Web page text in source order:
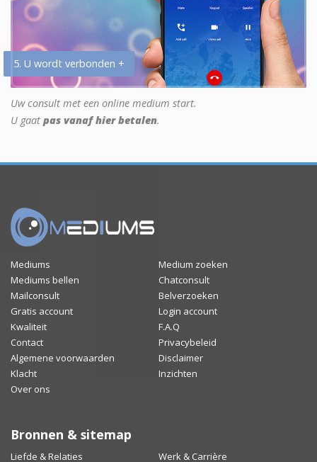
5. U wordt verbonden +
Uw consult met een online medium start.
U gaat pas vanaf hier betalen.
Mediums
Medium zoeken
Mediums bellen
Chatconsult
Mailconsult
Belverzoeken
Gratis account
Login account
Kwaliteit
F.A.Q
Contact
Privacybeleid
Algemene voorwaarden
Disclaimer
Klacht
Inzichten
Over ons
Bronnen & sitemap
Liefde & Relaties Werk & Carrière